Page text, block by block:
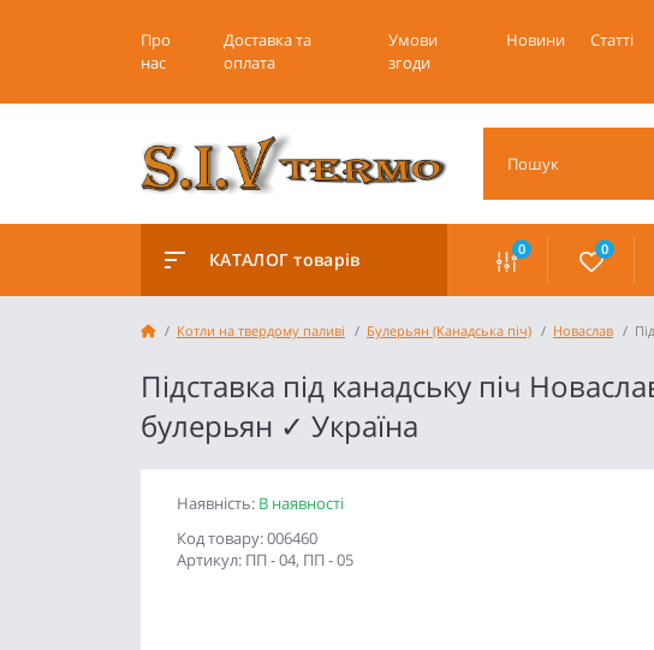
Про
нас
Доставка та
оплата
Умови
згоди
Новини Статті
КАТАЛОГ товарів 0 0
Котли на твердому паливі Булерьян (Канадська піч) Новаслав
Підставка під канадську піч
булерьян ✓ Україна
Наявність: В наявності
Код товару: 006460
Артикул: ПП - 04, ПП - 05